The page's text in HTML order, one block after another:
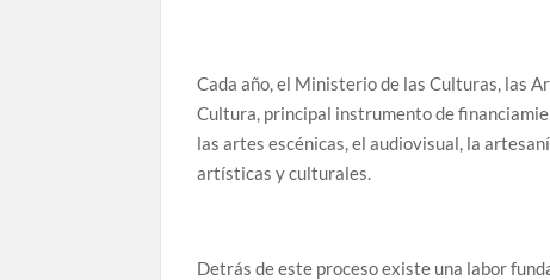
Cada año, el Ministerio de las Culturas, las
Cultura, principal instrumento de
las artes escénicas, el audiovisual, la
artísticas y culturales.
Detrás de este proceso existe una labor